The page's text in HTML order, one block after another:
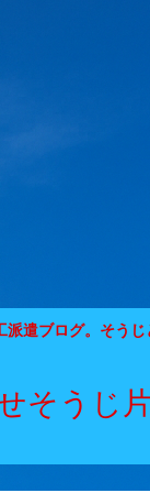
遣ブログ。そう
そうじ